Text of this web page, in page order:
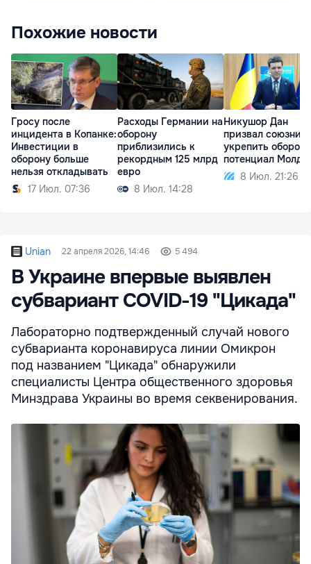
Похожие новости
Гросу после
инцидента в Копанке:
Инвестиции в
оборону больше
нельзя откладывать
17 Июл. 07:36
Расходы Германии на
оборону
приблизились к
рекордным 125 млрд
евро
8 Июл. 14:28
Никушор Дан
призвал
укрепить
потенциал
8 Июл. 21:26
Unian 22 апреля 2026, 14:46 5 494
В Украине впервые выявлен
субвариант COVID-19 "Цикада"
Лабораторно подтвержденный случай нового
субварианта коронавируса линии Омикрон
под названием "Цикада" обнаружили
специалисты Центра общественного здоровья
Минздрава Украины во время секвенирования.